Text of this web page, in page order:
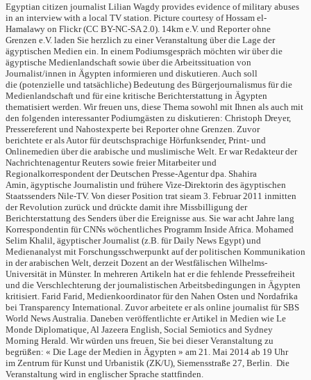
Egyptian citizen journalist Lilian Wagdy provides evidence of military abuses
in an interview with a local TV station. Picture courtesy of Hossam el-
Hamalawy on Flickr (CC BY-NC-SA 2.0). 14km e.V. und Reporter ohne
Grenzen e.V. laden Sie herzlich zu einer Veranstaltung über die Lage der
ägyptischen Medien ein. In einem Podiumsgespräch möchten wir über die
ägyptische Medienlandschaft sowie über die Arbeitssituation von
Journalist/innen in Ägypten informieren und diskutieren. Auch soll
die (potenzielle und tatsächliche) Bedeutung des Bürgerjournalismus für die
Medienlandschaft und für eine kritische Berichterstattung in Ägypten
thematisiert werden. Wir freuen uns, diese Thema sowohl mit Ihnen als auch mit
den folgenden interessanter Podiumgästen zu diskutieren: Christoph Dreyer,
Pressereferent und Nahostexperte bei Reporter ohne Grenzen. Zuvor
berichtete er als Autor für deutschsprachige Hörfunksender, Print- und
Onlinemedien über die arabische und muslimische Welt. Er war Redakteur der
Nachrichtenagentur Reuters sowie freier Mitarbeiter und
Regionalkorrespondent der Deutschen Presse-Agentur dpa. Shahira
Amin, ägyptische Journalistin und frühere Vize-Direktorin des ägyptischen
Staatssenders Nile-TV. Von dieser Position trat sieam 3. Februar 2011 inmitten
der Revolution zurück und drückte damit ihre Missbilligung der
Berichterstattung des Senders über die Ereignisse aus. Sie war acht Jahre lang
Korrespondentin für CNNs wöchentliches Programm Inside Africa. Mohamed
Selim Khalil, ägyptischer Journalist (z.B. für Daily News Egypt) und
Medienanalyst mit Forschungsschwerpunkt auf der politischen Kommunikation
in der arabischen Welt, derzeit Dozent an der Westfälischen Wilhelms-
Universität in Münster. In mehreren Artikeln hat er die fehlende Pressefreiheit
und die Verschlechterung der journalistischen Arbeitsbedingungen in Ägypten
kritisiert. Farid Farid, Medienkoordinator für den Nahen Osten und Nordafrika
bei Transparency International. Zuvor arbeitete er als online journalist für SBS
World News Australia. Daneben veröffentlichte er Artikel in Medien wie Le
Monde Diplomatique, Al Jazeera English, Social Semiotics and Sydney
Morning Herald. Wir würden uns freuen, Sie bei dieser Veranstaltung zu
begrüßen: « Die Lage der Medien in Ägypten » am 21. Mai 2014 ab 19 Uhr
im Zentrum für Kunst und Urbanistik (ZK/U), Siemensstraße 27, Berlin. Die
Veranstaltung wird in englischer Sprache stattfinden.